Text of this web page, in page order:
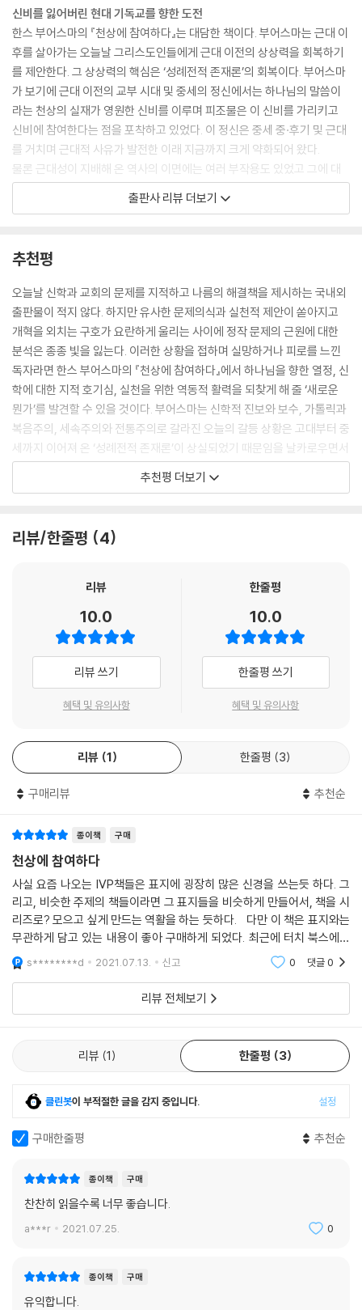
---「1장 태피스트리의 모습」중에서
플라톤주의 철학은 교부들(또한 이후의 중세 전통)로 하여금 역사의 내러
티브 흐름과 인간 삶의 부침에 갇히지 않는 기독론적 닻을 주장할 수 있게
해 주었다고 생각한다. 플라톤주의와의 연결 덕분에 그리스도인들은 영원
하신 로고스?창조 질서를 무한히 초월하시는?가 창조 질서와 인간 역사의
토대와 안정성을 제공한다고 말할 수 있었다. 탈근대성의 파편화는, 우리
가 이 기독론적 토대를 상실할 때 결국 자연적 실재들이 역사라는 맹렬한
파도 속에서 닻도 없이 부유할 수밖에 없게 된다는 사실을 입증하고 있다.
---「2장 태피스트리를 짜다」중에서
근대적 세속주의는 우리를 천상적 참여에서 멀어지게 함으로써 우리에게
험이 우리에게 무언가를 가르쳐 준다면, 그것은 이 짐이 너무 무거워서 견
적·경제적·도덕적 딜레마, 즉 천상적 참여라는 안정성으로 돌아가지 않고
서는 해소될 수 없는 딜레마로 귀결된다. 그러므로 현대 신학의 가장 중요
한 문화적 책무 중 하나는 위대한 전통의 플라톤주의-기독교적 종합이라
는 ‘원천으로 돌아가기’라고 말할 수 있다.
---「4장 태피스트리를 자르다」중에서
나는 ‘새로운 신학자’ 중에서 앙리 드 뤼박이 가장 뛰어나다고 생각한다. 드
뤼박만큼 자료를 세심하게 다루는 신학자가 없다고 생각한다. 드 뤼박만큼
자신에게 발언권 박탈의 징계를 내린 교회에 대한 사랑을 유지할 수 있는
신학자가 없다고 생각한다. 드 뤼박만큼 평생 성례전적 접근 방식을 일관
되게 유지한 신학자가 없다고 생각한다. 드 뤼박만큼 진정으로 성례전적
---「6장 성례전적 식사로서의 성만찬」중에서
학자들을 따라 교리가 오랜 시간에 걸쳐 발전한다는 관념을 받아들여야 한
다고 생각한다. 복음주의자들이 교리에서 여전히 복음주의적이기를 바란
다면 그들에게 전통이 없어서는 안 된다. 플라톤주의-기독교적인 성례전
적 시간관을 수용하고 전통이 그리스도 안에 있는 하나님의 계시가 성례전
적으로 펼쳐지는 것임을 인정할 때, 복음주의의 정체성은 헤아릴 수 없을
정도로 강화될 것이다.
---「7장 성례전적 시간으로서의 전통」중에서
나는 지금이 복음주의자들이 진리를 영원하신 하나님의 말씀이라는 진리
에 닻을 내리고 있는 성례전적 실재로 보는 ‘새로운 신학’의 관점에 눈을 돌
적 유산이 있음에도 복음주의자들이 직면한 것과 동일한 도전에 직면하고
상 낯설지 않다. 성례전적 진리관의 재천명을 함께 추구하는 과정을 통해
가톨릭교인들과 복음주의자들은 서로를 받아들이는 자세를 기를 수 있을
것이다.
---「9장 성례전적 실재로서의 진리」중에서
신학자는 자신과 더불어 다른 이들을 그리스도인의 삶으로?즉, 하나님의
삶 자체로?들어가게 하는 성스러운 책무를 지니고 있다. 다시 말해서, 학
리는 선에 기여한다. 가르침은 생명을 준다. 지식은 입문을 암시한다. 신학
은 입문으로, 따라서 그리스도인의 덕으로 이어질 때만 학문 분과로서 그
---「10장 성례전적 훈련으로서의 신학」중에서
신비를 잃어버린 현대 기독교를 향한 도전
한스 부어스마의 『천상에 참여하다』는 대담한 책이다. 부어스마는 근대 이
후를 살아가는 오늘날 그리스도인들에게 근대 이전의 상상력을 회복하기
를 제안한다. 그 상상력의 핵심은 ‘성례전적 존재론’의 회복이다. 부어스마
가 보기에 근대 이전의 교부 시대 및 중세의 정신에서는 하나님의 말씀이
라는 천상의 실재가 영원한 신비를 이루며 피조물은 이 신비를 가리키고
신비에 참여한다는 점을 포착하고 있었다. 이 정신은 중세 중·후기 및 근대
를 거치며 근대적 사유가 발전한 이래 지금까지 크게 약화되어 왔다.
물론 근대성이 지배해 온 역사의 이면에는 여러 부작용도 있었고 그에 대
한 반성으로 다양한 유형의 탈근대 사상이 나타나기도 했다. 하지만 탈근
대성은 본디 근대의 귀결이라는 성격을 가지고 있으며, 여기서도 지상의
과를 낳는다. 그래서 그는 근대성이나 탈근대성을 전유하는 뭇 기독교적
흐름과는 달리 근대 이전의 기독교라는 ‘위대한 전통’(Great Tradition)
으로 돌아가기를 주장한다.
‘새로운 신학’을 통해 플라톤주의-기독교라는 원천으로 돌아가다
‘위대한 전통’의 핵심에는 플라톤주의-기독교적 종합이 있다. 20세기에
들어설 무렵 독일 자유주의 학파의 주창자 중 한 사람이었던 아돌프 폰 하
르나크는 기독교 사상의 발전이 복음의 헬라화임을 지적했고, 복음주의자
들은 하르나크가 주창한 자유주의를 받아들이지는 않았지만 성경을 옹호
한다는 명목하에 플라톤주의에는 반대하는 경향을 보이고 있었다. 하지만
부어스마는 초기 기독교에서 플라톤주의를 받아들여 기독교적 방식으로
종합한 일이야말로 피조물, 역사, 구약이 더 위대한 실재에 참여하게 하는
성례전적 특성을 지닌다는 점을 제대로 보여 준다고 지적한다.
라는 전통으로 돌아가려 한 20세기 초중반 일군의 프랑스 가톨릭 사상가
도미니크 셔뉘 등 20세기 가톨릭 신학에 중요한 영향을 준 신학자들이 있
다. 이들은 20세기 초 가톨릭의 주류 입장이었던 신토마스주의가 탈신성
화를 초래했음을 비판하면서 오리게네스, 이레나이우스, 아타나시오스,
니사의 그레고리오스, 아우구스티누스, 토마스 아퀴나스 등 고대와 중세
의 기독교 사상가들에게서 나타난 그리스도 중심적 측면에 집중하여 성만
찬, 전통, 성경, 진리, 신학이라는 기독교의 주요 주제 및 실천을 다룬다. 플
라톤주의는 이 기독교 사상가들의 그리스도 중심적 사유와 실천 안에서 그
개신교와 가톨릭을 아우르는 공동의 전통을 통한 갱신과 연합
가톨릭의 주요 사상가들을 중심으로 논의를 전개하고 있지만, 부어스마의
에서도 칼 바르트, C. S. 루이스, 스탠리 하우어워스, 케빈 밴후저 등의 신
으며 영어권 복음주의 출판사에서도 공교회 전통의 회복을 모색하는 출간
경향이 나타나고 있음을 언급한다. 복음주의자 사이에서도 현대의 영적 갈
증을 전통적·공교회적 지향을 통해 해갈하려는 움직임이 있었다는 의미다.
사실 부어스마가 보기에는 개신교와 가톨릭 모두 근대성이 촉발한 탈성례
화에 큰 영향을 받고 있다. 현대 기독교 갱신의 방향을 고대라는 원천으로
돌아가는 데서 찾는 부어스마는, 개신교와 가톨릭의 연합 역시 성경이나
교리에 대한 입장 차이를 좁히려는 수준을 넘어 분열 이전의 공유하는 전
통으로 돌아감으로써 공동의 문제에 대한 해결 방안을 찾는 데서 이루어져
일은 지상의 현실을 도외시한 채 천상의 삶에만 몰두하는 게 아니다. 오히
려 부어스마는 우리가 천상의 삶에 온전히 닿아 있을 때, 영원하신 하나님
수 있다고 강조한다. 『천상에 참여하다』가 한국의 그리스도인들에게도
경험하게 하는 데 기여하기를 기대한다.
독자 대상
- 기독교의 오랜 원천이 가진 의미와 깊이를 파악하려는 독자
- 현대 그리스도인들이 경험하는 신앙적 문제를 전통 속에서 해결하려는
- 개신교와 가톨릭이라는 교파를 넘어 공교회적 연합을 모색하는 그리스
도인
출판사 리뷰 더보기
추천평
오늘날 신학과 교회의 문제를 지적하고 나름의 해결책을 제시하는 국내외
출판물이 적지 않다. 하지만 유사한 문제의식과 실천적 제안이 쏟아지고
개혁을 외치는 구호가 요란하게 울리는 사이에 정작 문제의 근원에 대한
분석은 종종 빛을 잃는다. 이러한 상황을 접하며 실망하거나 피로를 느낀
독자라면 한스 부어스마의 『천상에 참여하다』에서 하나님을 향한 열정, 신
학에 대한 지적 호기심, 실천을 위한 역동적 활력을 되찾게 해 줄 ‘새로운
뭔가’를 발견할 수 있을 것이다. 부어스마는 신학적 진보와 보수, 가톨릭과
복음주의, 세속주의와 전통주의로 갈라진 오늘의 갈등 상황은 고대부터 중
세까지 이어져 온 ‘성례전적 존재론’이 상실되었기 때문임을 날카로우면서
도 설득력 있게 보여 준다. 이 책은 먼 옛날 신학적 유산으로 되돌아가면 모
든 것이 좋아지리라는 순진한 복고주의로 빠지지 않으면서도, 근대 이후
『천상에 참여하다』는 출간 이후 10년간, 오늘날 뭔가를 하려 해도 무엇부
바른 지향점을 제시하고, 제2차 바티칸 공의회 이후 반세기가 흐른 시점에
으로 참여하기를 제안해 왔다. 과연 이 책이 오늘날 한국 기독교에는 어떤
도전과 자극을 던져 줄지 몹시 기대된다.
- 김진혁 (횃불트리니티신학대학원대학교 조직신학 부교수, 『순전한 그리스도인』 저
자)
바다를 쪼개는 도끼” 같은 책이다. 로마 가톨릭과 개신교 양쪽을 모두 겨냥
하면서 ‘성례전적 존재론’을 열렬하게 부르짖으며 정신이 번쩍 들게 만든
다. 한스 부어스마는 그리스도 안에서 성육신하신 말씀을 모든 실재를 해
들은 ‘가톨릭’이 될 것이라 대담하게 주장한다. 그는 20세기 중반에 있었던
‘새로운 신학’(누벨 테올로지)의 대표 인물들인 앙리 드 뤼박, 이브 콩가르,
장 다니엘루, 앙리 부이야르의 작업에 기대면서도 그들을 비판적으로 승화
시키고 있다. 이레나이우스, 아타나시오스, 니사의 그레고리오스, 아우구
스티누스 등 위대한 전통에서 한결같이 주장했던 핵심을 21세기 신학과 교
회를 위해 되살리고자 한다. 그 핵심은 우리의 공간, 시간, 사물, 사유, 경
험, 공동체를 그리스도와 맺는 참여적 관계 속에서 누리도록 이끄는 일이
다. 이 책에서 제시하는 플라톤주의-기독교적 종합은 플라톤주의의 전면
적 채택이 아니라, 우리가 아는 기독교를 더욱 성경적으로 회복하려는 시
도의 일환이다. 저자는 역사적·성만찬적·교회적인 그리스도의 몸을 다루
며, 이 셋이 구분되면서도 어떻게 서로 긴밀한 관계를 이루고 있는지 감동
적인 필치로 서술한다. 역사비평적 성경 해석이 성경의 초자연적 목적을
앗아 가 버린 지난 세기를 한탄하면서 성경이 제시하는 ‘의미의 무한한
통에 대한 평가가 불편하게 들릴 수도 있지만, 이 전통을 존중하면서도 더
이 책은 신학도들에게는 신학의 의미를, 신자들에게는 삶의 방식을, 목회
성례전적으로 참여한다고 가르침으로써 인생과 신앙을 바라보는 우리의
관점을 근원적으로 변화시킨다. 우리의 한시적이고 세속적인 욕망을 넘어
서 생명과 삶의 한없는 풍부함에 다다르도록 상승시킨다. 우리 일상이 영
원하신 하나님 말씀에 사로잡혀 은혜로 하나님의 삼위일체적 삶에 참여하
차올랐다. 적극 추천한다!
- 우병훈 (고신대학교 신학과 교수, 『처음 만나는 루터』 저자)
추천평 더보기
리뷰/한줄평 4
리뷰
10.0
리뷰 쓰기
혜택 및 유의사항
한줄평
10.0
한줄평 쓰기
혜택 및 유의사항
리뷰 1 한줄평 3
구매리뷰 추천순
종이책 구매
천상에 참여하다
사실 요즘 나오는 IVP책들은 표지에 굉장히 많은 신경을 쓰는듯 하다. 그
리고, 비슷한 주제의 책들이라면 그 표지들을 비슷하게 만들어서, 책을 시
리즈로? 모으고 싶게 만드는 역활을 하는 듯하다. 다만 이 책은 표지와는
무관하게 담고 있는 내용이 좋아 구매하게 되었다. 최근에 터치 북스에서
번역되어 출판된 정교회 신학자 알렉산더 슈메만의 ＜성찬＞ 이라는 책은
신학적 진영
s********d 2021.07.13. 신고 0 댓글0
리뷰 전체보기
리뷰 1 한줄평 3
클린봇이 부적절한 글을 감지 중입니다. 설정
구매한줄평 추천순
종이책 구매
찬찬히 읽을수록 너무 좋습니다.
a***r 2021.07.25. 0
종이책 구매
유익합니다.